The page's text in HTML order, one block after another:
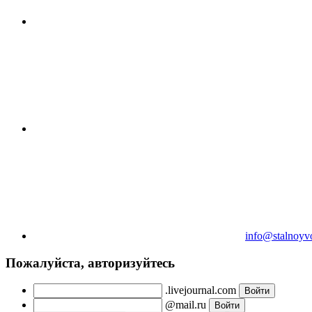
Пожалуйста, авторизуйтесь
.livejournal.com
@mail.ru